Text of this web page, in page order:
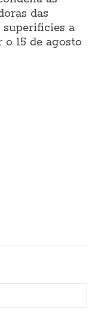
das
superificies a
15 de agosto